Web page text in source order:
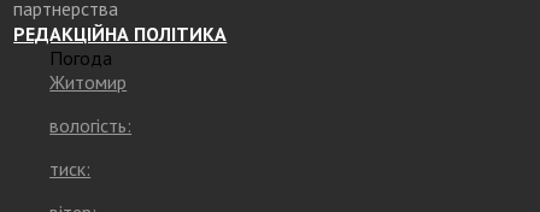
партнерства
РЕДАКЦІЙНА ПОЛІТИКА
Погода
Житомир
вологість:
тиск: